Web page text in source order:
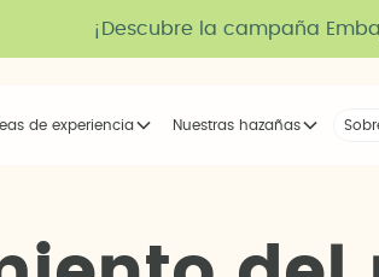
¡Descubre la campaña
de experiencia Nuestras hazañas